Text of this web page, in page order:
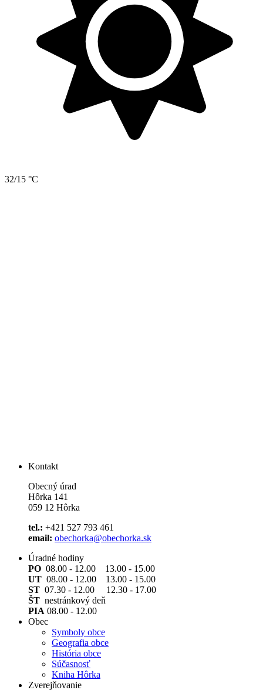
32/15 °C
Kontakt
Obecný úrad
Hôrka 141
059 12 Hôrka
tel.: +421 527 793 461
email: obechorka@obechorka.sk
Úradné hodiny
PO 08.00 - 12.00 13.00 - 15.00
UT 08.00 - 12.00 13.00 - 15.00
ST 07.30 - 12.00 12.30 - 17.00
ŠT nestránkový deň
PIA 08.00 - 12.00
Obec
Symboly obce
Geografia obce
História obce
Súčasnosť
Kniha Hôrka
Zverejňovanie